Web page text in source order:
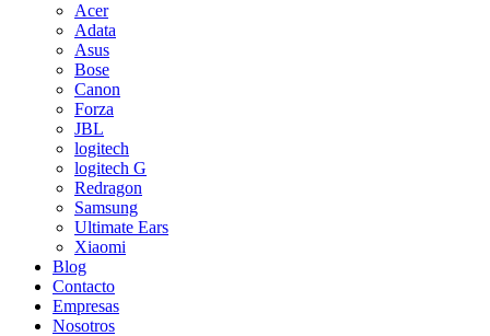
Acer
Adata
Asus
Bose
Canon
Forza
JBL
logitech
logitech G
Redragon
Samsung
Ultimate Ears
Xiaomi
Blog
Contacto
Empresas
Nosotros